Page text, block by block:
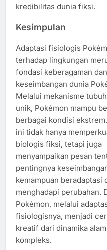
kredibilitas dunia fiksi.
Kesimpulan
Adaptasi fisiologis
terhadap lingkungan
fondasi keberagaman dan
keseimbangan dunia
Melalui mekanisme
unik, Pokémon mampu
berbagai kondisi
ini tidak hanya
biologis fiksi, tetapi juga
menyampaikan pesan
pentingnya
kemampuan beradaptasi
menghadapi perubahan.
Pokémon, melalui
fisiologisnya, menjadi
kreatif dari dinamika
kompleks.